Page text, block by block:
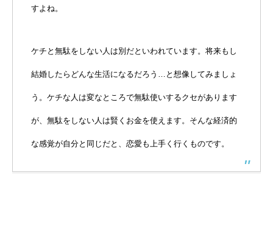
すよね。
ケチと無駄をしない人は別だといわれています。将来もし
結婚したらどんな生活になるだろう…と想像してみましょ
う。ケチな人は変なところで無駄使いするクセがあります
が、無駄をしない人は賢くお金を使えます。そんな経済的
な感覚が自分と同じだと、恋愛も上手く行くものです。